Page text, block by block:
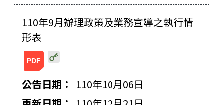
110年9月辦理政策及業務宣導之執行情
形表
20211221154102508201.pdf
110年10月06日